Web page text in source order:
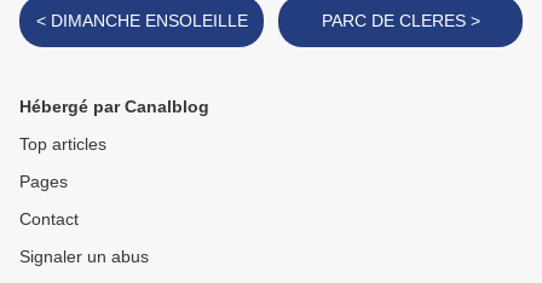
< DIMANCHE ENSOLEILLE PARC DE CLERES >
Hébergé par Canalblog
Top articles
Pages
Contact
Signaler un abus